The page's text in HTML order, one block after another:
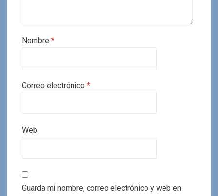
Nombre *
Correo electrónico *
Web
Guarda mi nombre, correo electrónico y web en